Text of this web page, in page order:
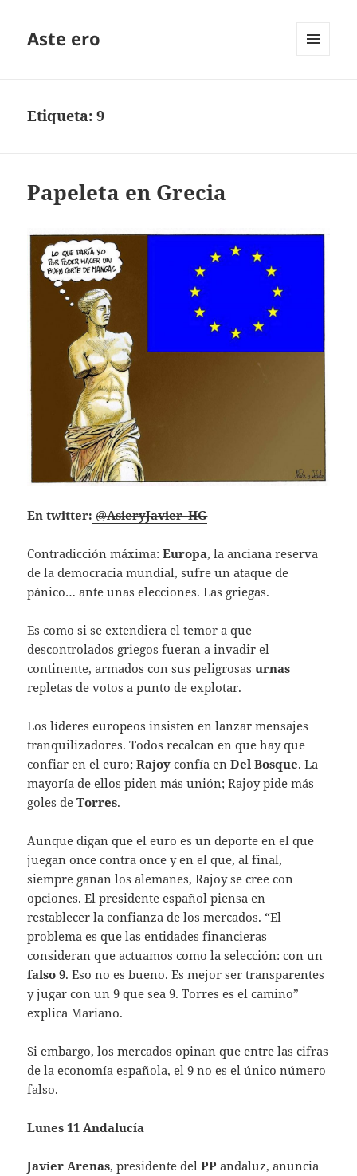
Aste ero
Etiqueta:9
Papeleta en Grecia
En twitter: ‏@AsieryJavier_HG
Contradicción máxima:Europa, la anciana reserva
de la democracia mundial, sufre un ataque de
pánico… ante unas elecciones. Las griegas.
Es como si se extendiera el temor a que
descontrolados griegos fueran a invadir el
continente, armados con sus peligrosasurnas
repletas de votos a punto de explotar.
Los líderes europeos insisten en lanzar mensajes
tranquilizadores. Todos recalcan en que hay que
confiar en el euro;Rajoy confía enDel Bosque. La
mayoría de ellos piden más unión; Rajoy pide más
goles deTorres.
Aunque digan que el euro es un deporte en el que
juegan once contra once y en el que, al final,
siempre ganan los alemanes, Rajoy se cree con
opciones. El presidente español piensa en
restablecer la confianza de los mercados. “El
problema es que las entidades financieras
consideran que actuamos como la selección: con un
falso 9. Eso no es bueno. Es mejor ser transparentes
y jugar con un 9 que sea 9. Torres es el camino”
explica Mariano.
Si embargo, los mercados opinan que entre las cifras
de la economía española, el 9 no es el único número
falso.
Lunes 11 Andalucía
Javier Arenas, presidente delPP andaluz, anuncia